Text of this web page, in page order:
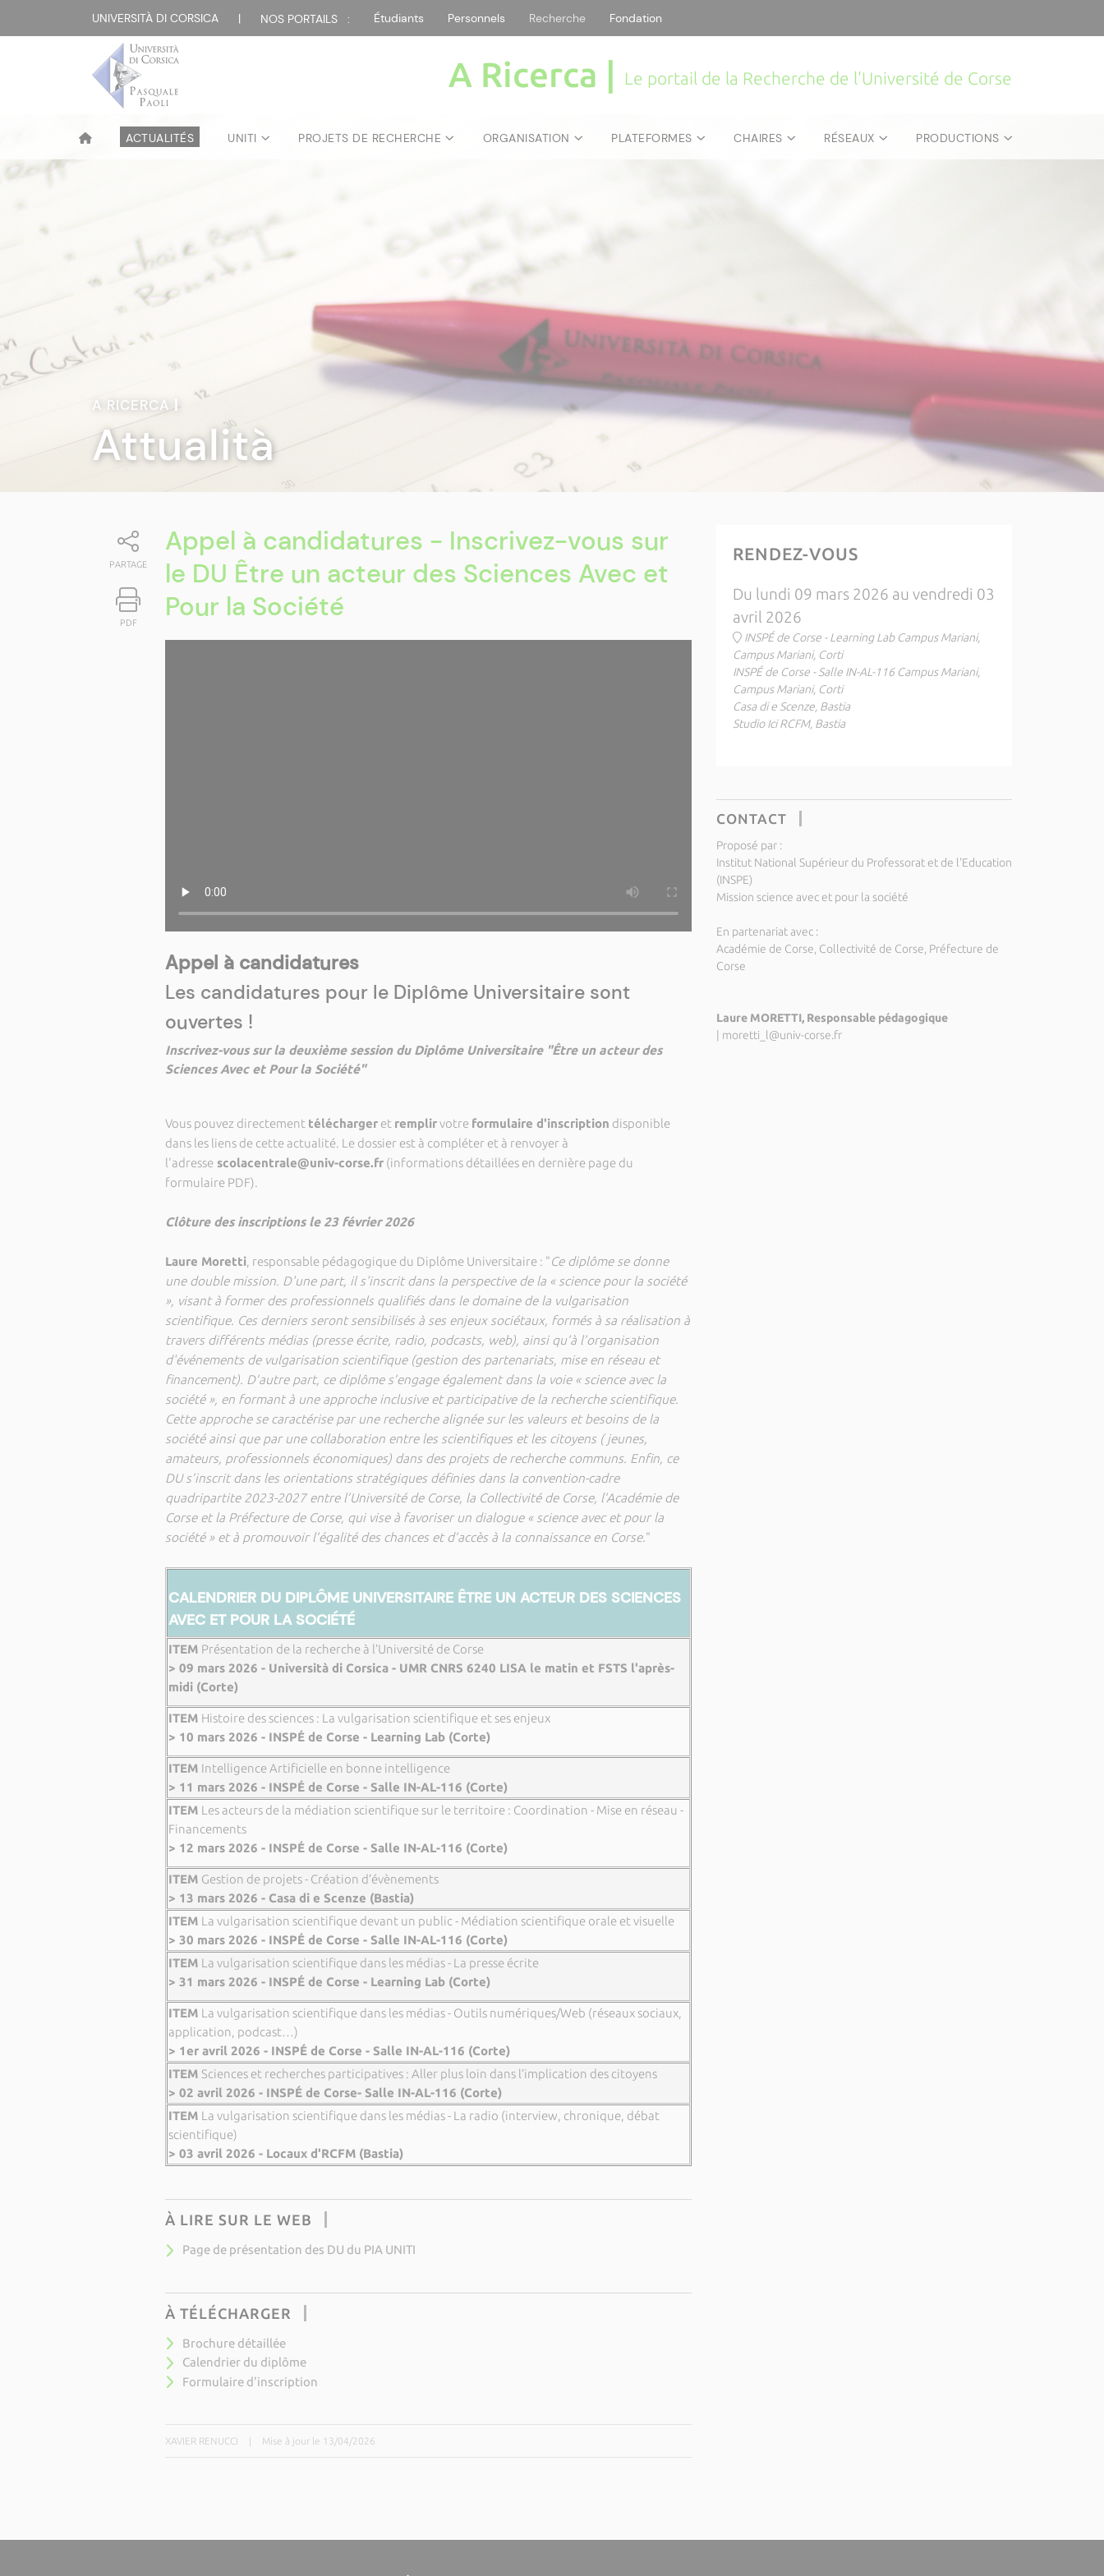
UNIVERSITÀ DI CORSICA | NOS PORTAILS : Étudiants Personnels Recherche Fondation
A Ricerca | Le portail de la Recherche de l'Université de Corse
ACTUALITÉS UNITI PROJETS DE RECHERCHE ORGANISATION PLATEFORMES CHAIRES RÉSEAUX PRODUCTIONS
A RICERCA|
Attualità
PARTAGE
PDF
Appel à candidatures - Inscrivez-vous sur
le DU Être un acteur des Sciences Avec et
Pour la Société
Appel à candidatures
Les candidatures pour le Diplôme Universitaire sont
ouvertes !
Inscrivez-vous sur la deuxième session du Diplôme Universitaire "Être un acteur des
Sciences Avec et Pour la Société"
Vous pouvez directement téléchargeret remplirvotre formulaire d'inscription disponible
dans les liens de cette actualité. Le dossier est à compléter et à renvoyer à
l'adressescolacentrale@univ-corse.fr(informations détaillées en dernière page du
formulaire PDF).
Clôture des inscriptions le 23 février 2026
Laure Moretti, responsable pédagogique du Diplôme Universitaire : "Ce diplôme se donne
une double mission. D'une part, il s'inscrit dans la perspective de la « science pour la société
», visant à former des professionnels qualifiés dans le domaine de la vulgarisation
scientifique. Ces derniers seront sensibilisés à ses enjeux sociétaux, formés à sa réalisation à
travers différents médias (presse écrite, radio, podcasts, web), ainsi qu’à l’organisation
d'événements de vulgarisation scientifique (gestion des partenariats, mise en réseau et
financement). D’autre part, ce diplôme s’engage également dans la voie « science avec la
société », en formant à une approche inclusive et participative de la recherche scientifique.
Cette approche se caractérise par une recherche alignée sur les valeurs et besoins de la
société ainsi que par une collaboration entre les scientifiques et les citoyens ( jeunes,
amateurs, professionnels économiques) dans des projets de recherche communs. Enfin, ce
DU s’inscrit dans les orientations stratégiques définies dans la convention-cadre
quadripartite 2023-2027 entre l’Université de Corse, la Collectivité de Corse, l’Académie de
Corse et la Préfecture de Corse, qui vise à favoriser un dialogue « science avec et pour la
société » et à promouvoir l’égalité des chances et d’accès à la connaissance en Corse."
CALENDRIER DU DIPLÔME UNIVERSITAIRE ÊTRE UN ACTEUR DES SCIENCES
AVEC ET POUR LA SOCIÉTÉ
ITEM Présentation de la recherche à l’Université de Corse
> 09 mars 2026 - Università di Corsica - UMR CNRS 6240 LISA le matin et FSTS l'après-
midi (Corte)
ITEM Histoire des sciences : La vulgarisation scientifique et ses enjeux
> 10 mars 2026 - INSPÉ de Corse - Learning Lab (Corte)
ITEM Intelligence Artificielle en bonne intelligence
> 11 mars 2026 - INSPÉ de Corse - Salle IN-AL-116 (Corte)
ITEM Les acteurs de la médiation scientifique sur le territoire : Coordination - Mise en réseau -
Financements
> 12 mars 2026 - INSPÉ de Corse - Salle IN-AL-116 (Corte)
ITEM Gestion de projets - Création d’évènements
> 13 mars 2026 - Casa di e Scenze (Bastia)
ITEM La vulgarisation scientifique devant un public - Médiation scientifique orale et visuelle
> 30 mars 2026 - INSPÉ de Corse - Salle IN-AL-116 (Corte)
ITEM La vulgarisation scientifique dans les médias - La presse écrite
> 31 mars 2026 - INSPÉ de Corse - Learning Lab (Corte)
ITEM La vulgarisation scientifique dans les médias - Outils numériques/Web (réseaux sociaux,
application, podcast…)
> 1er avril 2026 - INSPÉ de Corse - Salle IN-AL-116 (Corte)
ITEM Sciences et recherches participatives : Aller plus loin dans l’implication des citoyens
> 02 avril 2026 - INSPÉ de Corse- Salle IN-AL-116 (Corte)
ITEM La vulgarisation scientifique dans les médias - La radio (interview, chronique, débat
scientifique)
> 03 avril 2026 - Locaux d'RCFM (Bastia)
À LIRE SUR LE WEB
Page de présentation des DU du PIA UNITI
À TÉLÉCHARGER
Brochure détaillée
Calendrier du diplôme
Formulaire d'inscription
XAVIER RENUCCI Mise à jour le 13/04/2026
RENDEZ-VOUS
Du lundi 09 mars 2026 au vendredi 03
avril 2026
INSPÉ de Corse - Learning Lab Campus Mariani,
Campus Mariani, Corti
INSPÉ de Corse - Salle IN-AL-116 Campus Mariani,
Campus Mariani, Corti
Casa di e Scenze, Bastia
Studio Ici RCFM, Bastia
CONTACT
Proposé par :
Institut National Supérieur du Professorat et de l'Education
(INSPE)
Mission science avec et pour la société
En partenariat avec :
Académie de Corse, Collectivité de Corse, Préfecture de
Corse
Laure MORETTI, Responsable pédagogique
moretti_l@univ-corse.fr